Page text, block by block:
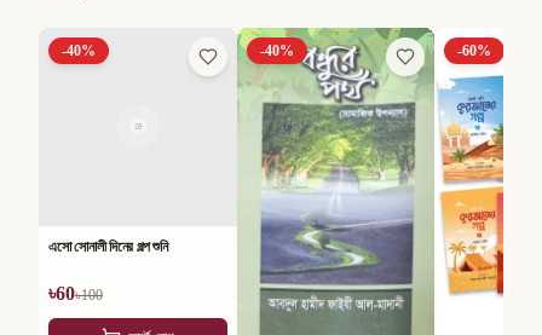
-40%
এসো সোনালী দিনের গল্প শুনি
৳60৳100
-40% -60%